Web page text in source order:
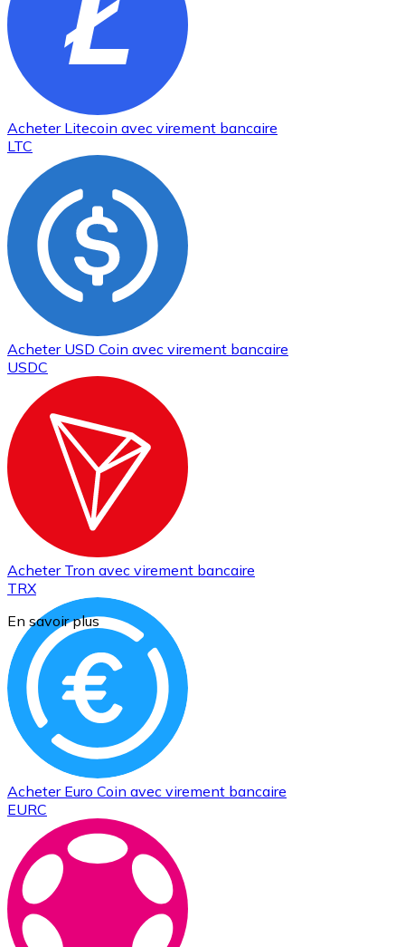
Acheter Litecoin avec virement bancaire
LTC
Acheter USD Coin avec virement bancaire
USDC
Acheter Tron avec virement bancaire
TRX
Acheter Euro Coin avec virement bancaire
EURC
En savoir plus